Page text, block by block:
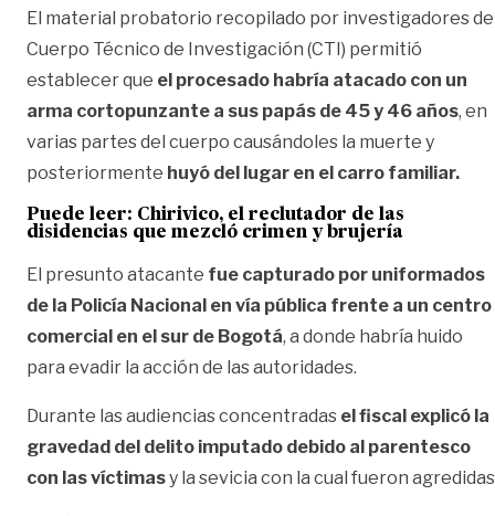
El material probatorio recopilado por investigadores
Cuerpo Técnico de Investigación (CTI) permitió
establecer que el procesado habría atacado con un
arma cortopunzante a sus papás de 45 y 46 años, en
varias partes del cuerpo causándoles la muerte y
posteriormente huyó del lugar en el carro familiar.
Puede leer: Chirivico, el reclutador de las
disidencias que mezcló crimen y brujería
El presunto atacante fue capturado por uniformados
de la Policía Nacional en vía pública frente a un centro
comercial en el sur de Bogotá, a donde habría huido
para evadir la acción de las autoridades.
Durante las audiencias concentradas el fiscal explicó la
gravedad del delito imputado debido al parentesco
con las víctimasy la sevicia con la cual fueron